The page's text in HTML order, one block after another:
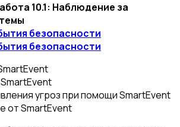
10.1: Наблюдение за
безопасности
безопасности
угроз при помощи SmartEvent
от SmartEvent